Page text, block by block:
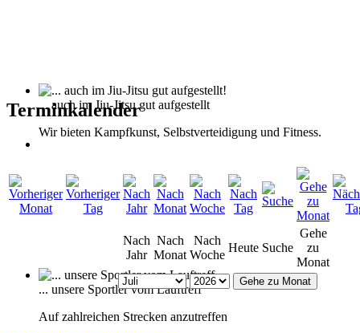
... auch im Jiu-Jitsu gut aufgestellt
Wir bieten Kampfkunst, Selbstverteidigung und Fitness.
... unsere Sportler vom Lauftreff
Auf zahlreichen Strecken anzutreffen
Terminkalender
Nach
Jahr
Nach
Monat
Nach
Woche
Heute Suche
Gehe
zu
Monat
Gehe zu Monat